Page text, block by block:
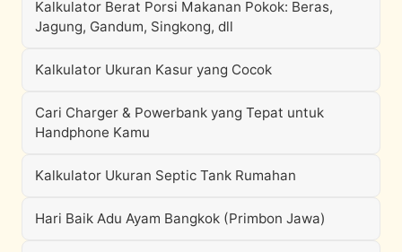
Kalkulator Berat Porsi Makanan Pokok: Beras,
Jagung, Gandum, Singkong, dll
Kalkulator Ukuran Kasur yang Cocok
Cari Charger & Powerbank yang Tepat untuk
Handphone Kamu
Kalkulator Ukuran Septic Tank Rumahan
Hari Baik Adu Ayam Bangkok (Primbon Jawa)